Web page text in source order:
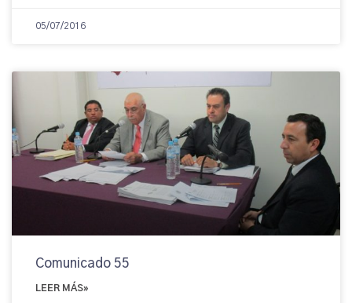
05/07/2016
Comunicado 55
LEER MÁS»